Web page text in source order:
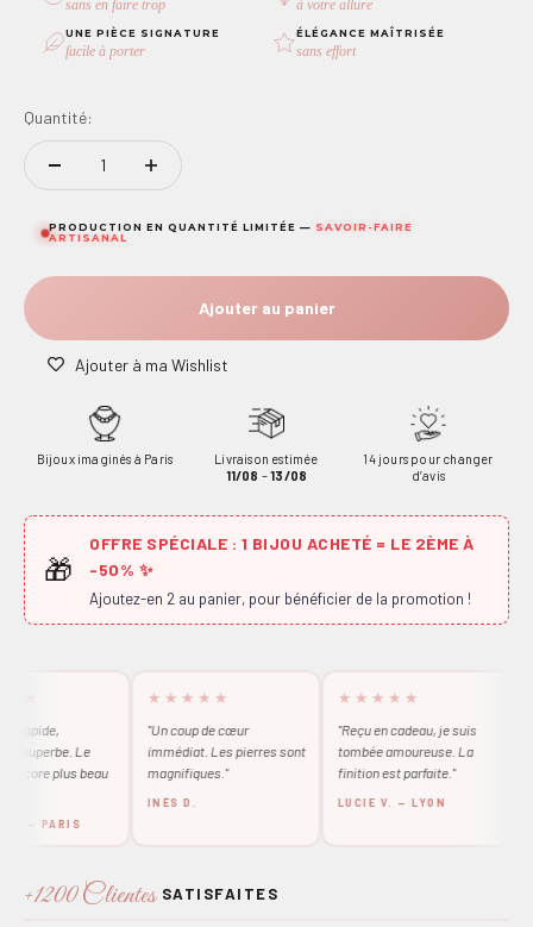
sans en faire trop à votre allure
UNE PIÈCE SIGNATURE
facile à porter
ÉLÉGANCE MAÎTRISÉE
sans effort
Quantité:
PRODUCTION EN QUANTITÉ LIMITÉE — SAVOIR-FAIRE
ARTISANAL
Ajouter au panier
Ajouter à ma Wishlist
Bijoux imaginés à Paris
Livraison estimée
11/08 –13/08
14 jours pour changer
d’avis
🎁
OFFRE SPÉCIALE : 1 BIJOU ACHETÉ = LE 2ÈME À
-50% ✨
Ajoutez-en 2 au panier, pour bénéficier de la promotion !
Le
plus beau
★★★★★
"Un coup de cœur
immédiat. Les pierres sont
magnifiques."
INÈS D.
★★★★★
"Reçu en cadeau, je suis
tombée amoureuse. La
finition est parfaite."
LUCIE V. — LYON
+1200 ClientesSATISFAITES